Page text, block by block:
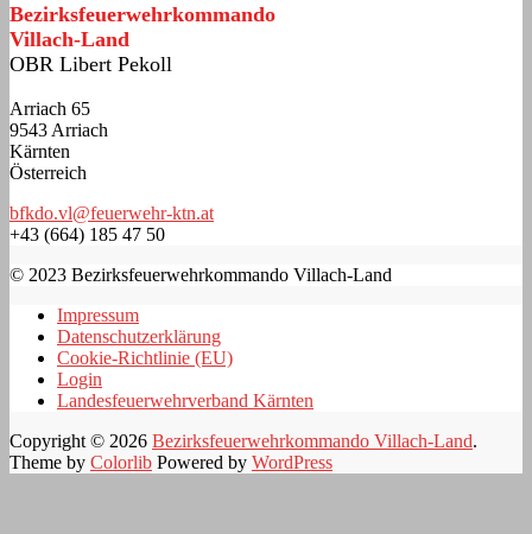
Bezirksfeuerwehrkommando
Villach-Land
OBR Libert Pekoll
Arriach 65
9543 Arriach
Kärnten
Österreich
bfkdo.vl@feuerwehr-ktn.at
+43 (664) 185 47 50
© 2023 Bezirksfeuerwehrkommando Villach-Land
Impressum
Datenschutzerklärung
Cookie-Richtlinie (EU)
Login
Landesfeuerwehrverband Kärnten
Copyright © 2026 Bezirksfeuerwehrkommando Villach-Land.
Theme by Colorlib Powered by WordPress